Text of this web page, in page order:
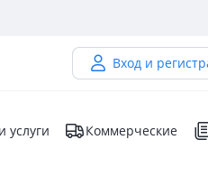
Вход и
услуги Коммерческие